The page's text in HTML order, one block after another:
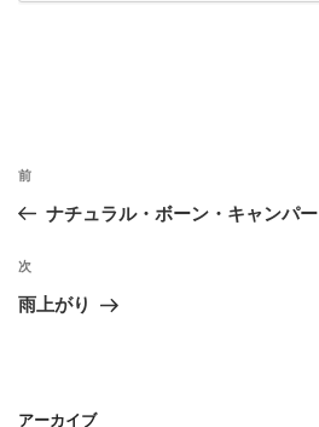
投
ナ
ビ
ゲ
前
の
稿
前
ナチュラル・ボーン・キャンパー
次
の
次
雨上がり
アーカイブ